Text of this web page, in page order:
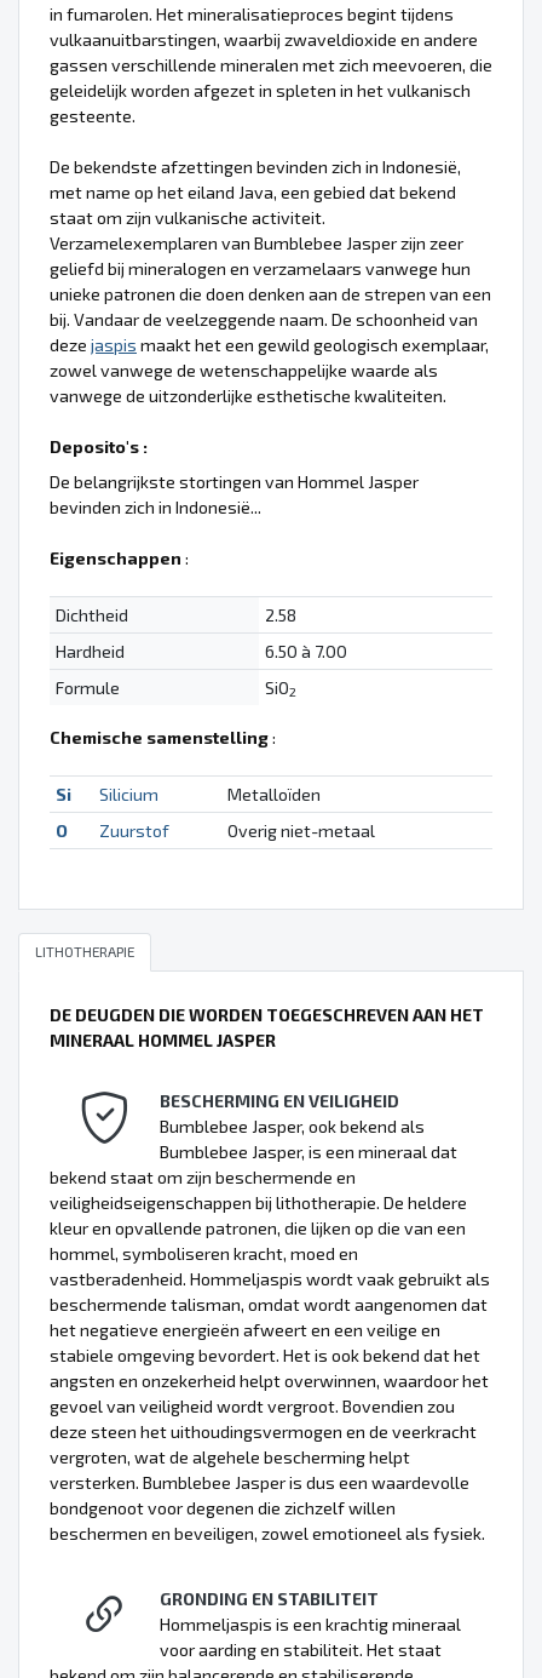
in fumarolen. Het mineralisatieproces begint tijdens
vulkaanuitbarstingen, waarbij zwaveldioxide en andere
gassen verschillende mineralen met zich meevoeren, die
geleidelijk worden afgezet in spleten in het vulkanisch
gesteente.
De bekendste afzettingen bevinden zich in Indonesië,
met name op het eiland Java, een gebied dat bekend
staat om zijn vulkanische activiteit.
Verzamelexemplaren van Bumblebee Jasper zijn zeer
geliefd bij mineralogen en verzamelaars vanwege hun
unieke patronen die doen denken aan de strepen van een
bij. Vandaar de veelzeggende naam. De schoonheid van
deze jaspis maakt het een gewild geologisch exemplaar,
zowel vanwege de wetenschappelijke waarde als
vanwege de uitzonderlijke esthetische kwaliteiten.
Deposito's :
De belangrijkste stortingen van Hommel Jasper
bevinden zich in Indonesië...
Eigenschappen :
Dichtheid
2.58
Hardheid
6.50 à 7.00
Formule
SiO2
Chemische samenstelling:
Si Silicium
Metalloïden
O
Zuurstof Overig niet-metaal
LITHOTHERAPIE
DE DEUGDEN DIE WORDEN TOEGESCHREVEN AAN HET
MINERAAL HOMMEL JASPER
BESCHERMING EN VEILIGHEID
Bumblebee Jasper, ook bekend als
Bumblebee Jasper, is een mineraal dat
bekend staat om zijn beschermende en
veiligheidseigenschappen bij lithotherapie. De heldere
kleur en opvallende patronen, die lijken op die van een
hommel, symboliseren kracht, moed en
vastberadenheid. Hommeljaspis wordt vaak gebruikt als
beschermende talisman, omdat wordt aangenomen dat
het negatieve energieën afweert en een veilige en
stabiele omgeving bevordert. Het is ook bekend dat het
angsten en onzekerheid helpt overwinnen, waardoor het
gevoel van veiligheid wordt vergroot. Bovendien zou
deze steen het uithoudingsvermogen en de veerkracht
vergroten, wat de algehele bescherming helpt
versterken. Bumblebee Jasper is dus een waardevolle
bondgenoot voor degenen die zichzelf willen
beschermen en beveiligen, zowel emotioneel als fysiek.
GRONDING EN STABILITEIT
Hommeljaspis is een krachtig mineraal
voor aarding en stabiliteit. Het staat